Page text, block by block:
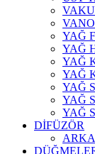
YAĞ
YAĞ
YAĞ
YAĞ
YAĞ
YAĞ
YAĞ
DİFÜZÖR